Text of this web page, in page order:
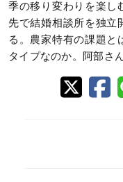
季の移り変わりを楽し
先で結婚相談所を独立
る。農家特有の課題と
タイプなのか。阿部さ